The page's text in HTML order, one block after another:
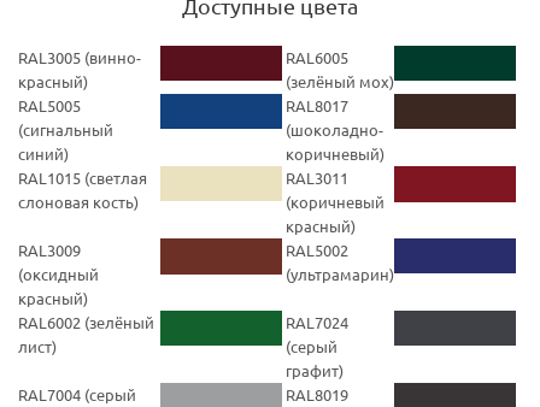
Доступные цвета
RAL3005 (винно-
красный)
RAL6005
(зелёный мох)
RAL5005
(cигнальный
синий)
RAL8017
(шоколадно-
коричневый)
RAL1015 (светлая
слоновая кость)
RAL3011
(коричневый
красный)
RAL3009
(оксидный
красный)
RAL5002
(ультрамарин)
RAL6002 (зелёный
лист)
RAL7024
(серый
графит)
RAL7004 (серый
RAL8019